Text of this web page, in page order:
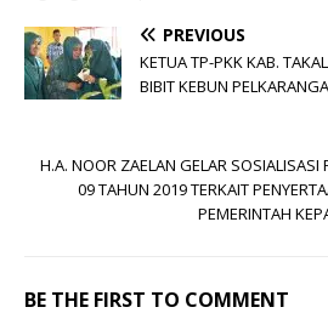
PREVIOUS
KETUA TP-PKK KAB.
BIBIT KEBUN
H.A. NOOR ZAELAN GELAR SOSIALISASI
09 TAHUN 2019 TERKAIT
PEMERINTAH
BE THE FIRST TO COMMENT